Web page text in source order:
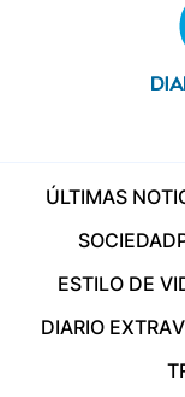
ÚLTIMAS
SOCIEDAD
ESTILO DE
DIARIO EXTRA